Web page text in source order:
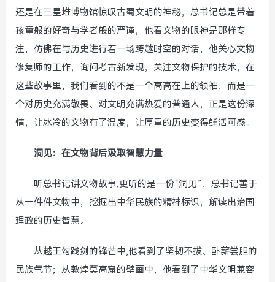
还是在三星堆博物馆惊叹古蜀文明的神秘，总书记总是带着
孩童般的好奇与学者般的严谨，他看文物的眼神是那样专
注，仿佛在与历史进行着一场跨越时空的对话，他关心文物
修复师的工作，询问考古新发现，关注文物保护的技术，在
这些故事里，我们看到的不是一个高高在上的领袖，而是一
个对历史充满敬畏、对文明充满热爱的普通人，正是这份深
情，让冰冷的文物有了温度，让厚重的历史变得鲜活可感。
洞见：在文物背后汲取智慧力量
听总书记讲文物故事,更听的是一份“洞见”，总书记善于
从一件件文物中，挖掘出中华民族的精神标识，解读出治国
理政的历史智慧。
从越王勾践剑的锋芒中,他看到了坚韧不拔、卧薪尝胆的
民族气节；从敦煌莫高窟的壁画中，他看到了中华文明兼容